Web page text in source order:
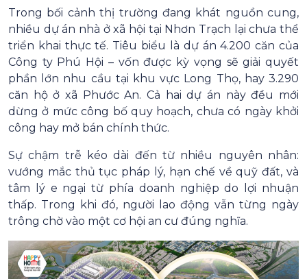
Trong bối cảnh thị trường đang khát nguồn cung,
nhiều dự án nhà ở xã hội tại Nhơn Trạch lại chưa thể
triển khai thực tế. Tiêu biểu là dự án 4.200 căn của
Công ty Phú Hội – vốn được kỳ vọng sẽ giải quyết
phần lớn nhu cầu tại khu vực Long Thọ, hay 3.290
căn hộ ở xã Phước An. Cả hai dự án này đều mới
dừng ở mức công bố quy hoạch, chưa có ngày khởi
công hay mở bán chính thức.
Sự chậm trễ kéo dài đến từ nhiều nguyên nhân:
vướng mắc thủ tục pháp lý, hạn chế về quỹ đất, và
tâm lý e ngại từ phía doanh nghiệp do lợi nhuận
thấp. Trong khi đó, người lao động vẫn từng ngày
trông chờ vào một cơ hội an cư đúng nghĩa.